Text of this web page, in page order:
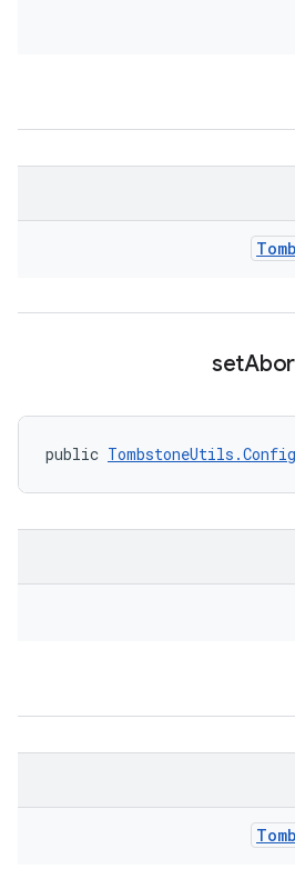
set
public TombstoneUtils.Config